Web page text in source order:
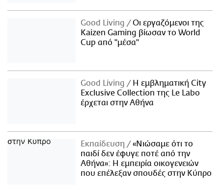
Good Living
Οι εργαζόμενοι της
Kaizen Gaming βίωσαν το World
Cup από "μέσα"
Good Living
Η εμβληματική City
Exclusive Collection της Le Labo
έρχεται στην Αθήνα
Εκπαίδευση
«Νιώσαμε ότι το
παιδί δεν έφυγε ποτέ από την
Αθήνα»: Η εμπειρία οικογενειών
που επέλεξαν σπουδές στην Κύπρο